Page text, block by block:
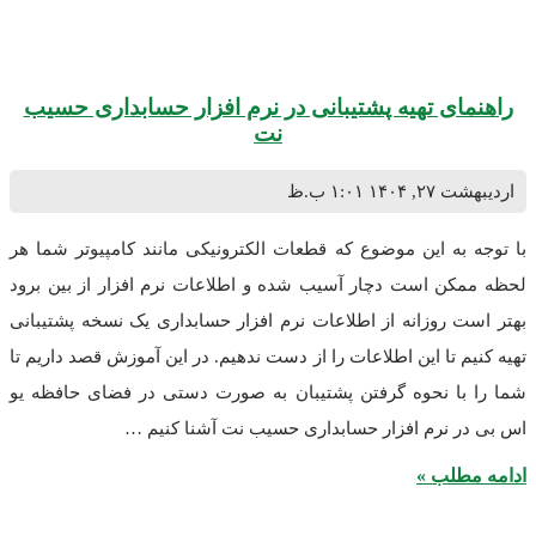
تهیه پشتیبانی در نرم افزار حسابداری حسیب
۱۴۰۴ ۱:۰۱ ب.ظ
این موضوع که قطعات الکترونیکی مانند کامپیوتر شما هر
است دچار آسیب شده و اطلاعات نرم افزار از بین برود
روزانه از اطلاعات نرم افزار حسابداری یک نسخه پشتیبانی
تا این اطلاعات را از دست ندهیم. در این آموزش قصد داریم تا
نحوه گرفتن پشتیبان به صورت دستی در فضای حافظه یو
نرم افزار حسابداری حسیب نت آشنا کنیم …
»